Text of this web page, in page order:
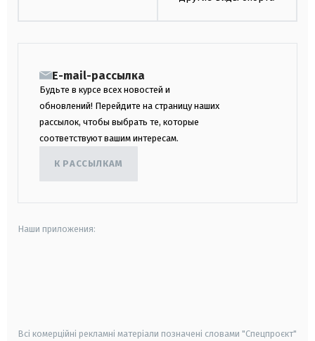
E-mail-рассылка
Будьте в курсе всех новостей и
обновлений! Перейдите на страницу наших
рассылок, чтобы выбрать те, которые
соответствуют вашим интересам.
К РАССЫЛКАМ
Наши приложения:
Всі комерційні рекламні матеріали позначені словами "Спецпроєкт"